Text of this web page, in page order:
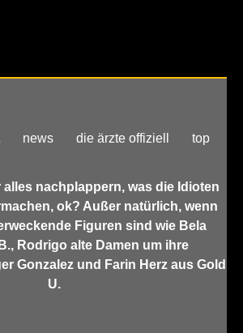
news die ärzte offiziell top
alles nachplappern, was die Idioten
ok? Außer natürlich, wenn
Figuren sind wie Bela
Rodrigo alte Damen um ihre
Gonzalez und Farin Herz aus Gold
U.